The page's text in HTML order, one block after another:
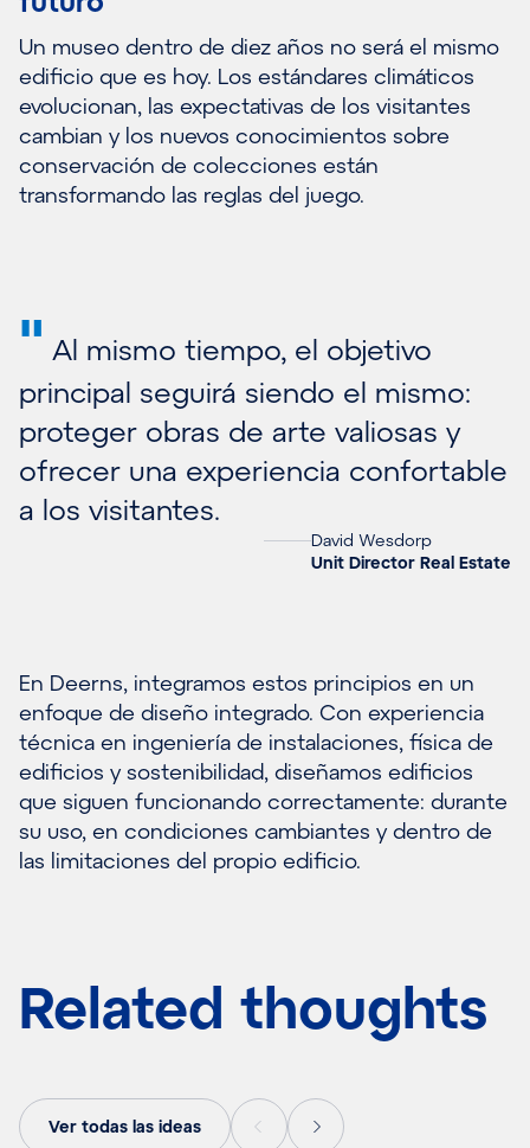
Un museo dentro de diez años no será el mismo
edificio que es hoy. Los estándares climáticos
evolucionan, las expectativas de los visitantes
cambian y los nuevos conocimientos sobre
conservación de colecciones están
transformando las reglas del juego.
" Al mismo tiempo, el objetivo
principal seguirá siendo el mismo:
proteger obras de arte valiosas y
ofrecer una experiencia confortable
a los visitantes.
David Wesdorp
Unit Director Real Estate
En Deerns, integramos estos principios en un
enfoque de diseño integrado. Con experiencia
técnica en ingeniería de instalaciones, física de
edificios y sostenibilidad, diseñamos edificios
que siguen funcionando correctamente: durante
su uso, en condiciones cambiantes y dentro de
las limitaciones del propio edificio.
Related thoughts
Ver todas las ideas